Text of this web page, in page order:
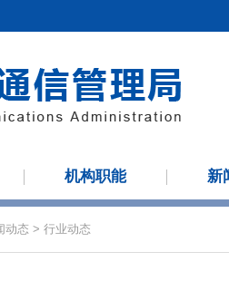
机构职能 新
动态 > 行业动态